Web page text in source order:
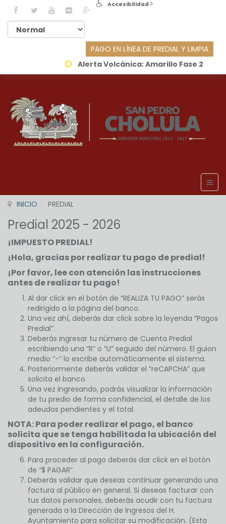
Accesibilidad
PAGO EN LÍNEA DE PREDIAL Y LIMPIA
Alerta Volcánica:Amarillo Fase 2
INICIO PREDIAL
Predial 2025 - 2026
¡IMPUESTO PREDIAL!
¡Hola, gracias por realizar tu pago de predial!
¡Por favor, lee con atención las instrucciones
antes de realizar tu pago!
Al dar click en el botón de “REALIZA TU PAGO” serás
redirigido a la página del banco.
Una vez ahí, deberás dar click sobre la leyenda “Pagos
Predial”.
Deberás ingresar tu número de Cuenta Predial
escribiendo una “R” o “U” seguido del número. El guion
medio “-“ lo escribe automáticamente el sistema.
Posteriormente deberás validar el “reCAPCHA” que
solicita el banco.
Una vez ingresando, podrás visualizar la información
de tu predio de forma confidencial, el detalle de los
adeudos pendientes y el total.
NOTA: Para poder realizar el pago, el banco
solicita que se tenga habilitada la ubicación del
dispositivo en la configuración.
Para proceder al pago deberás dar click en el botón
de “$ PAGAR”.
Deberás validar que deseas continuar generando una
factura al público en general. Si deseas facturar con
tus datos personales, deberás acudir con tu factura
generada a la Dirección de Ingresos del H.
Ayuntamiento para solicitar su modificación. (Esta